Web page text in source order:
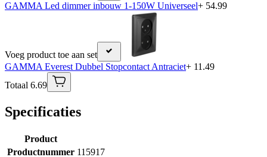
GAMMA Led dimmer inbouw 1-150W Universeel+ 54.99
Voeg product toe aan set
GAMMA Everest Dubbel Stopcontact Antraciet+ 11.49
Totaal 6.69
Specificaties
Product
Productnummer 115917